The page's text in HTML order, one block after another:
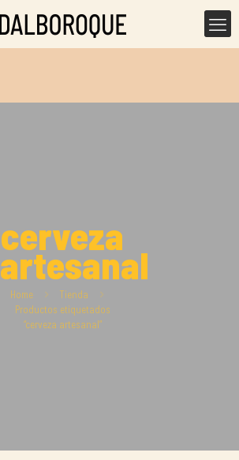
cerveza
artesanal
Home
Tienda
Productos etiquetados
“cerveza artesanal”